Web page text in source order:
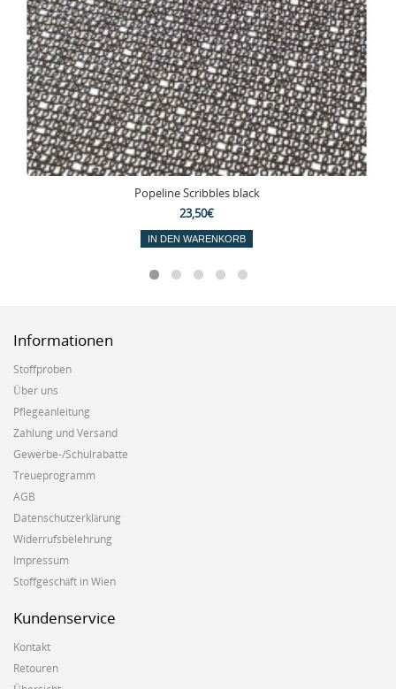
Popeline Scribbles black
23,50€
IN DEN WARENKORB
Informationen
Stoffproben
Über uns
Pflegeanleitung
Zahlung und Versand
Gewerbe-/Schulrabatte
Treueprogramm
AGB
Datenschutzerklärung
Widerrufsbelehrung
Impressum
Stoffgeschäft in Wien
Kundenservice
Kontakt
Retouren